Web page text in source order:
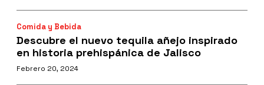
Comida y Bebida
Descubre el nuevo tequila añejo inspirado
en historia prehispánica de Jalisco
Febrero 20, 2024